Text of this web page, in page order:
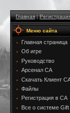
Главная|
Меню сайта
Главная страница
Об игре
Руководство
Арсенал CA
Скачать Клиент
Файлы
Регистрация в CA
Все о системе Gift